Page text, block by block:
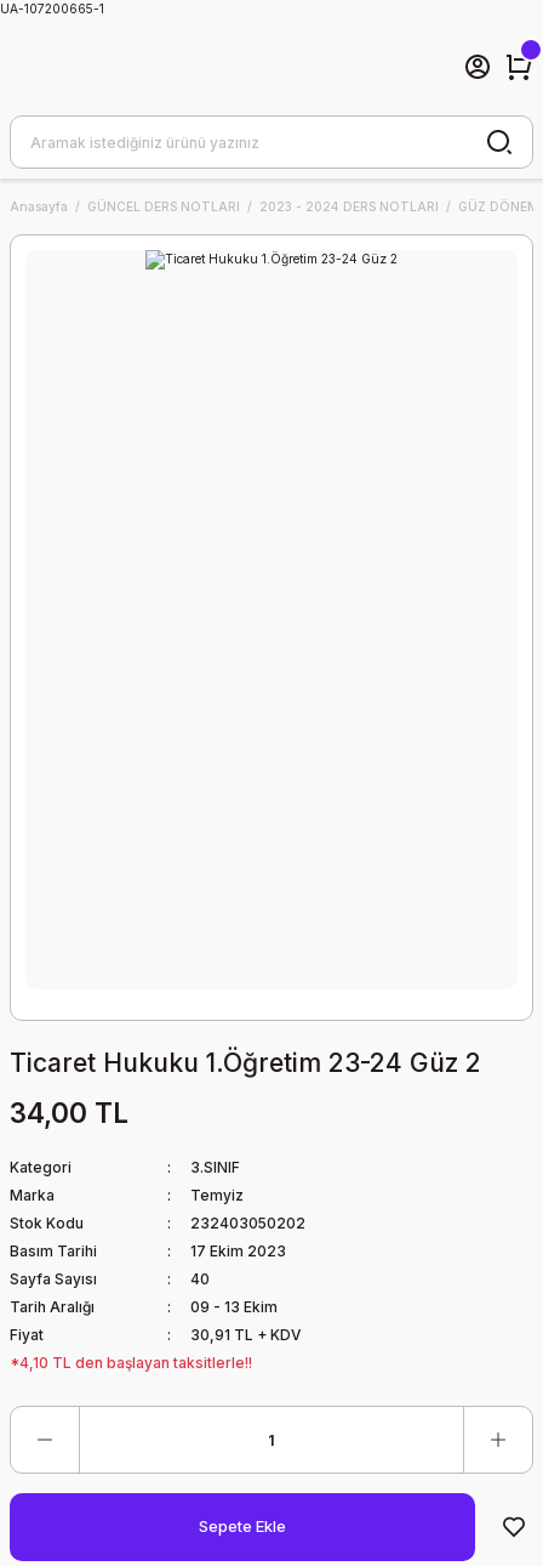
UA-107200665-1
Anasayfa GÜNCEL DERS NOTLARI 2023 - 2024 DERS NOTLARI GÜZ DÖNEMİ
Ticaret Hukuku 1.Öğretim 23-24 Güz 2
34,00 TL
Kategori
3.SINIF
Marka
Temyiz
Stok Kodu
232403050202
Basım Tarihi
17 Ekim 2023
Sayfa Sayısı
40
Tarih Aralığı
09 - 13 Ekim
Fiyat
30,91 TL + KDV
*4,10 TL den başlayan taksitlerle!!
Sepete Ekle